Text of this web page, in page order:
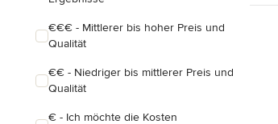
€€€ - Mittlerer bis hoher Preis und
Qualität
€€ - Niedriger bis mittlerer Preis und
Qualität
€ - Ich möchte die Kosten